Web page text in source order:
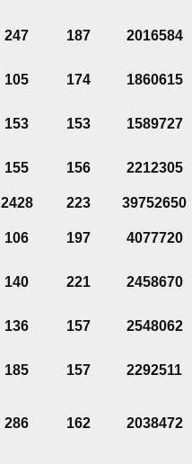
247 187 2016584
105 174 1860615
153 153 1589727
155 156 2212305
2428 223
39752650
106 197 4077720
140 221 2458670
136 157 2548062
185 157 2292511
286 162 2038472